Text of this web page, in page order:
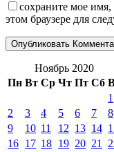
сохраните мое
этом браузере для
Ноябрь 2020
Пн Вт Ср Чт Пт Сб
1
2
3 4 5 6 7
8
9
10 11 12 13 14
16 17 18 19 20 21